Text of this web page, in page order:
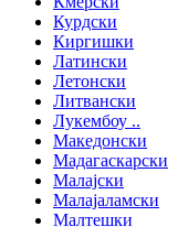
Курдски
Киргишки
Латински
Летонски
Литвански
Лукембоу ..
Македонски
Мадагаскарски
Малајски
Малајаламски
Малтешки